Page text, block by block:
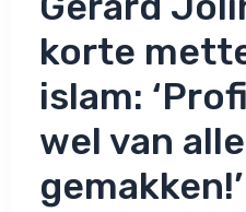
korte
islam:
wel van alle
gemakken!’